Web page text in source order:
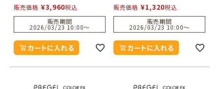
販売価格 ¥3,960税込
販売期間
2026/03/23 10:00〜
カートに入れる
販売価格 ¥1,320税込
販売期間
2026/03/23 10:00〜
カートに入れる